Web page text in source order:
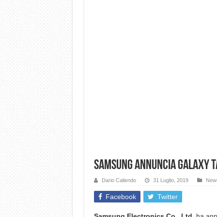
Samsung annuncia Galaxy
Dario Caliendo 31 Luglio, 2019
Facebook Twitter